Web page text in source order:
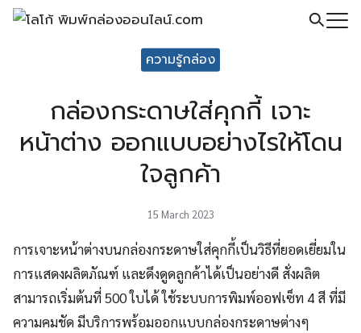
Skip
ความรู้กล่อง
กล่องกระดาษใส่คุกกี้ เจาะ
หน้าต่าง ออกแบบอย่างไรให้โดน
ใจลูกค้า
15 March 2023
การเจาะหน้าต่างบนกล่องกระดาษใส่คุกกี้เป็นวิธีที่ยอดเยี่ยมใน
การแสดงผลิตภัณฑ์ และดึงดูดลูกค้าได้เป็นอย่างดี สั่งผลิต
สามารถเริ่มต้นที่ 500 ใบได้ ใช้ระบบการพิมพ์ออฟเซ็ท 4 สี ที่มี
ความคมชัด มีบริการพร้อมออกแบบกล่องกระดาษต่างๆ